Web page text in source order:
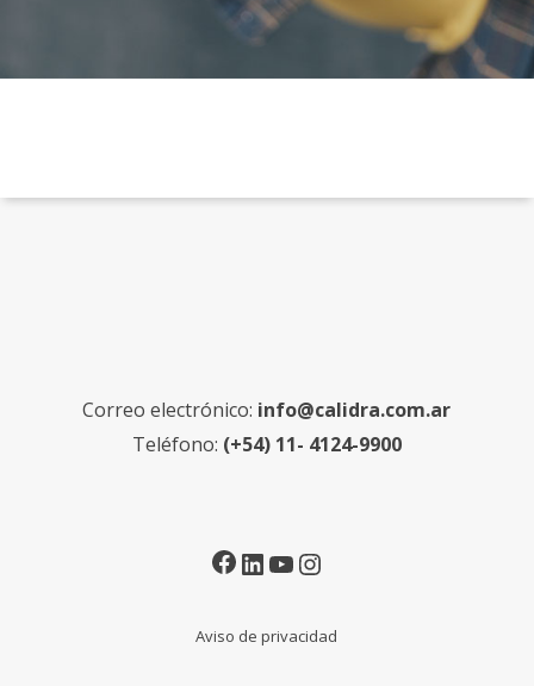
Correo electrónico: info@calidra.com.ar
Teléfono: (+54) 11- 4124-9900
Facebook
LinkedIn
YouTube
Aviso de privacidad